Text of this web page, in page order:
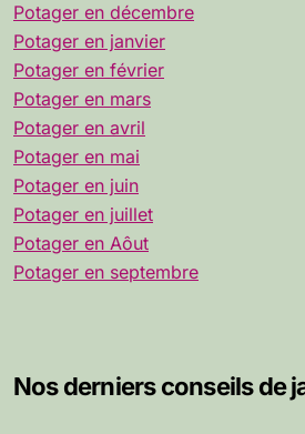
Potager en décembre
Potager en janvier
Potager en février
Potager en mars
Potager en avril
Potager en mai
Potager en juin
Potager en juillet
Potager en Aôut
Potager en septembre
Nos derniers conseils de